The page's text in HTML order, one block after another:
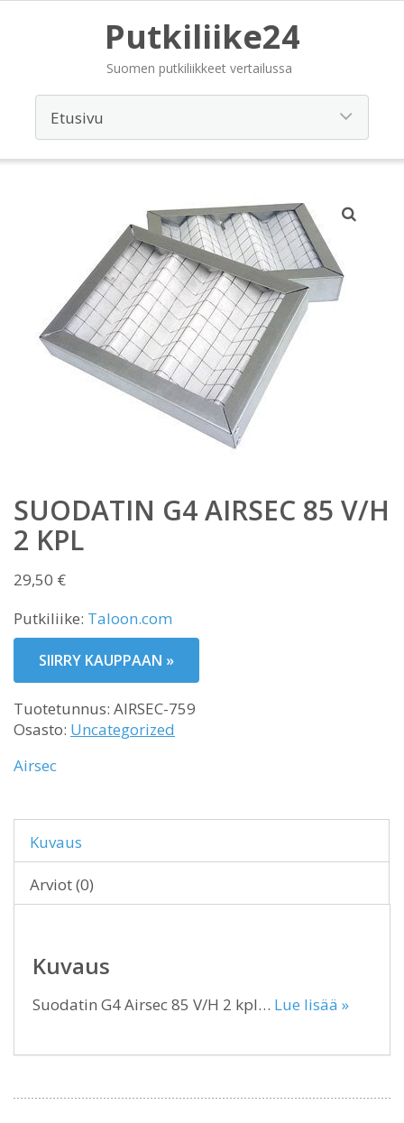
Putkiliike24
Suomen putkiliikkeet vertailussa
SUODATIN G4 AIRSEC 85 V/H
2 KPL
29,50 €
Putkiliike: Taloon.com
SIIRRY KAUPPAAN »
Tuotetunnus: AIRSEC-759
Osasto: Uncategorized
Airsec
Kuvaus
Arviot (0)
Kuvaus
Suodatin G4 Airsec 85 V/H 2 kpl… Lue lisää »